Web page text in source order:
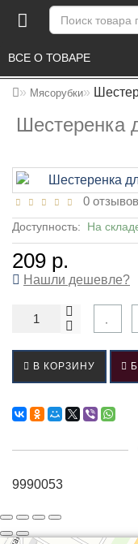
Мясорубки
Шестеренка
ВСЕ О ТОВАРЕ
0 отзывов
Доступность: На
209 р.
Нашли дешевле?
В КОРЗИНУ
9990053